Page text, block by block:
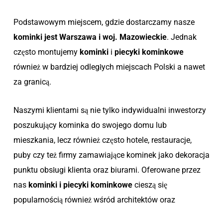
Podstawowym miejscem, gdzie dostarczamy nasze
kominki jest Warszawa i woj. Mazowieckie. Jednak
często montujemy kominkii piecyki kominkowe
również w bardziej odległych miejscach Polski a nawet
za granicą.
Naszymi klientami są nie tylko indywidualni inwestorzy
poszukujący kominka do swojego domu lub
mieszkania, lecz również często hotele, restauracje,
puby czy też firmy zamawiające kominek jako dekoracja
punktu obsługi klienta oraz biurami. Oferowane przez
nas kominki i piecyki kominkowecieszą się
popularnością również wśród architektów oraz